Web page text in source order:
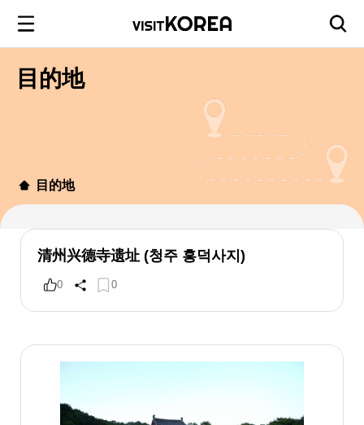
目的地
目的地
清州兴德寺遗址 (청주 흥덕사지)
0 0